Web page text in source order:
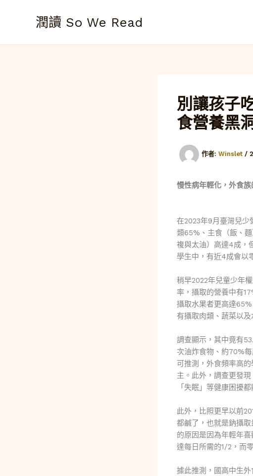
潤讀 So We Read
別讓孩子
食營養黑
作者: Winslet /
慢性病年輕化，外食
在2023年9月臺灣兒少
類65%、主食（飯、
複與太油）高達4成，
學生中，有近4成會以
稍早2022年兒童少年
率，攝取的營養中有
攝取水果者更高達
有攝取肉類、蔬菜以
調查顯示，其中竟有
次油炸食物、約70%
可推測，外食頻率高
主。此外，調查更發
「失眠」等健康困擾
此外，比照更早以前
都鹹了，也就是鈉攝
的原因是因為年輕年
達每日所需的1/2，而
據此推測，國高中生